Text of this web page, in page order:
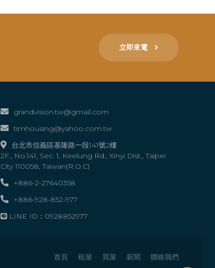
立即來電
grandvision.tw@gmail.com
timhousing@yahoo.com.tw
台北市信義區基隆路一段141號2樓
2F., No.141, Sec. 1, Keelung Rd., Xinyi Dist., Taipei
City 110058, Taiwan(R.O.C)
+886-2-27640358
+886-928-852-977
LINE ID：0928852977
首頁 租屋 買屋 新聞 聯絡我們